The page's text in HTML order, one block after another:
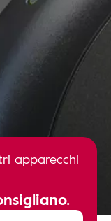
apparecchi